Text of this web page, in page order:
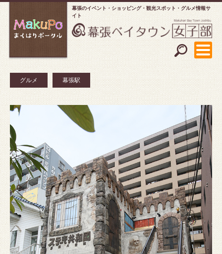
幕張のイベント・ショッピング
観光スポット・グルメ情報サ
イト
グルメ 幕張駅